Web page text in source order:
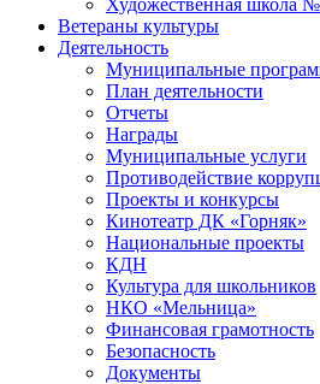
Художественная школа
Ветераны культуры
Деятельность
Муниципальные
План деятельности
Отчеты
Награды
Муниципальные услуги
Противодействие
Проекты и конкурсы
Кинотеатр ДК «Горняк»
Национальные проекты
КДН
Культура для школьников
НКО «Мельница»
Финансовая грамотность
Безопасность
Документы